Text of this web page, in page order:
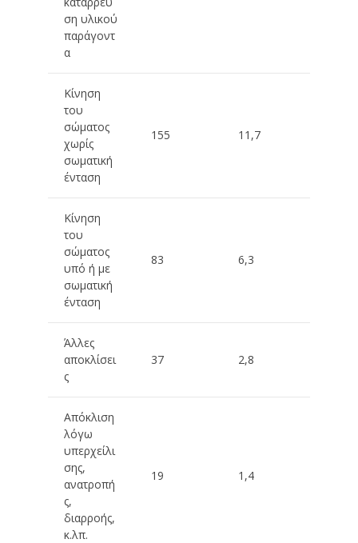
ση υλικού
παράγοντ
α
Κίνηση
του
σώματος
χωρίς
σωματική
ένταση
155 11,7
Κίνηση
του
σώματος
υπό ή με
σωματική
ένταση
83 6,3
Άλλες
αποκλίσει
ς
37 2,8
Απόκλιση
λόγω
υπερχείλι
σης,
ανατροπή
ς,
διαρροής,
κ.λπ.
19 1,4